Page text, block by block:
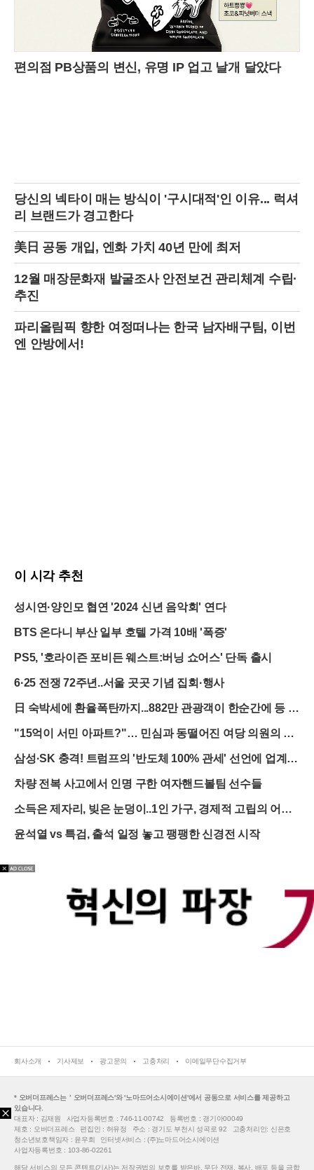
‘태핀’에서 능력을 인정받고 있다. 이처럼 각자의 분야에서 탄탄한 커리
어를 쌓아온 두 사람의 만남은 단순한 상속자와의 결합이 아닌, 서로의
지성과 배경을 존중하는 파트너십의 결실이라는 점에서 더욱 빛을 발했
다.이번 결혼식은 그 시작부터 남달랐다. 하객들에게는 아티스트 레아 사
반이 직접 손으로 그린 맞춤 청첩장이 전달되며, 예술 작품과도 같은 예
2년 위베르 드 지방시에 의해 설립된 이후, 배우 오드리 헵번의 스타일을
완성하며 20세기 패션의 아이콘으로 자리매김했다. 1988년 거대 럭셔리
그룹 LVMH에 인수되었지만, 지방시 가문은 여전히 프랑스 패션계의 상
깊은 가문에 새로운 시대의 활력을 불어넣는 계기가 될 것으로 보인다.
프랑스 귀족의 전통과 한국계 글로벌 엘리트의 만남은 지방시 가문의 역
사가 21세기에도 여전히 살아 숨 쉬며 진화하고 있음을 보여주는 상징적
인 사건으로 기록될 것이다.
편의점 PB상품의 변신, 유명 IP 업고 날개 달았다
당신의 넥타이 매는 방식이 '구시대적'인 이유... 럭셔
리 브랜드가 경고한다
美日 공동 개입, 엔화 가치 40년 만에 최저
12월 매장문화재 발굴조사 안전보건 관리체계 수립·
추진
파리올림픽 향한 여정떠나는 한국 남자배구팀, 이번
엔 안방에서!
이 시각 추천
성시연·양인모 협연 '2024 신년 음악회' 연다
BTS 온다니 부산 일부 호텔 가격 10배 '폭증'
PS5, '호라이즌 포비든 웨스트:버닝 쇼어스' 단독 출시
6·25 전쟁 72주년..서울 곳곳 기념 집회·행사
日 숙박세에 환율폭탄까지...882만 관광객이 한순간에 등 돌
"15억이 서민 아파트?"… 민심과 동떨어진 여당 의원의 발
삼성·SK 충격! 트럼프의 '반도체 100% 관세' 선언에 업계
차량 전복 사고에서 인명 구한 여자핸드볼팀 선수들
소득은 제자리, 빚은 눈덩이..1인 가구, 경제적 고립의 어두
윤석열 vs 특검, 출석 일정 놓고 팽팽한 신경전 시작
회사소개 기사제보 광고문의 고충처리 이메일무단수집거부
* 오버더프레스는＇오버더프레스'와 '노마드어소시에이션'에서 공동으로 서비스를 제공하고
있습니다.
대표자 : 김재원
사업자등록번호 : 746-11-00742
등록번호 : 경기아00049
제호 : 오버더프레스
편집인 : 허유정 주소 : 경기도 부천시 성곡로 92
고충처리인: 신은호
청소년보호책임자 : 윤우희
인터넷서비스 : (주)노마드어소시에이션
사업자등록번호 : 103-86-02261
해당 서비스의 모든 콘텐트(기사)는 저작권법의 보호를 받은바, 무단 전재, 복사, 배포 등을 금합